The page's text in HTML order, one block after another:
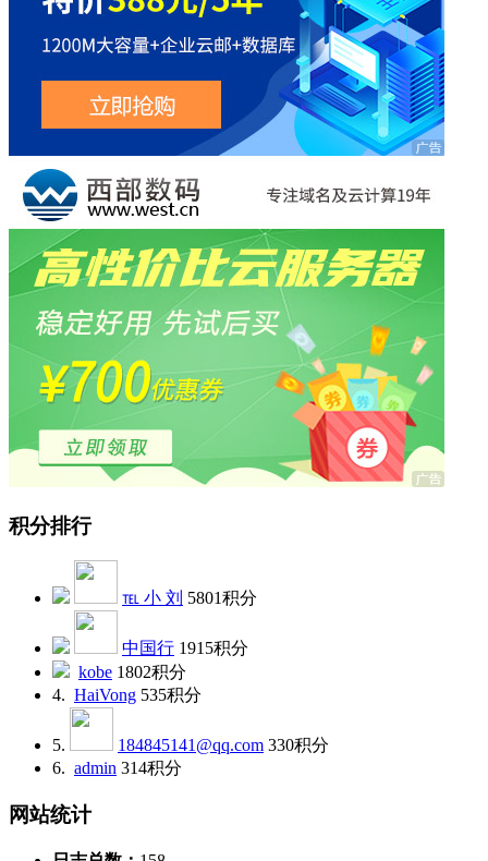
积分排行
℡ 小 刘 5801积分
中国行 1915积分
kobe 1802积分
4. HaiVong 535积分
5. 184845141@qq.com 330积分
6. admin 314积分
网站统计